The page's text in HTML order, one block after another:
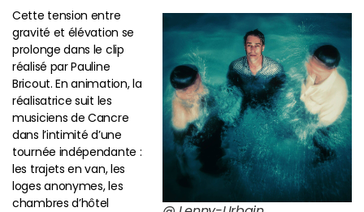
Cette tension entre
gravité et élévation se
prolonge dans le clip
réalisé par Pauline
Bricout. En animation, la
réalisatrice suit les
musiciens de Cancre
dans l’intimité d’une
tournée indépendante :
les trajets en van, les
loges anonymes, les
chambres d’hôtel